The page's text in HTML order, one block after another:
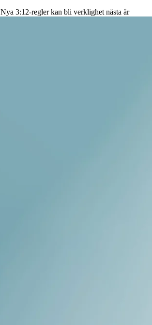
Nya 3:12-regler kan bli verklighet nästa år